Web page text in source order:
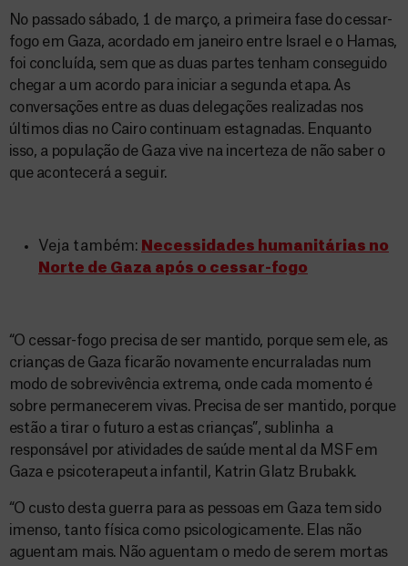
No passado sábado, 1 de março, a primeira fase do cessar-
fogo em Gaza, acordado em janeiro entre Israel e o Hamas,
foi concluída, sem que as duas partes tenham conseguido
chegar a um acordo para iniciar a segunda etapa. As
conversações entre as duas delegações realizadas nos
últimos dias no Cairo continuam estagnadas. Enquanto
isso, a população de Gaza vive na incerteza de não saber o
que acontecerá a seguir.
Veja também: Necessidades humanitárias no
Norte de Gaza após o cessar-fogo
“O cessar-fogo precisa de ser mantido, porque sem ele, as
crianças de Gaza ficarão novamente encurraladas num
modo de sobrevivência extrema, onde cada momento é
sobre permanecerem vivas. Precisa de ser mantido, porque
estão a tirar o futuro a estas crianças”, sublinha a
responsável por atividades de saúde mental da MSF em
Gaza e psicoterapeuta infantil, Katrin Glatz Brubakk.
“O custo desta guerra para as pessoas em Gaza tem sido
imenso, tanto física como psicologicamente. Elas não
aguentam mais. Não aguentam o medo de serem mortas